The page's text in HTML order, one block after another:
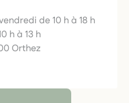
de 10 h à 18 h
h à 13 h
Orthez